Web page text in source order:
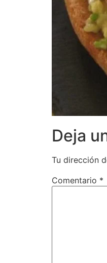
Deja
Tu dirección
Comentario *